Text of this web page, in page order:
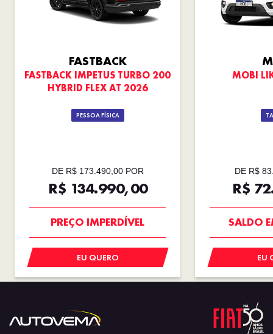
FASTBACK
FASTBACK IMPETUS TURBO 200
HYBRID FLEX AT 2026
PESSOA FÍSICA
DE R$ 173.490,00 POR
R$ 134.990,00
PREÇO IMPERDÍVEL
OPORTUNIDADE
EU QUERO
MOBI
DE R$
R$
SALDO
EU